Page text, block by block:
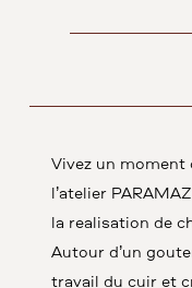
Vivez un moment
l’atelier
la réalisation de
Autour d’un
travail du cuir et